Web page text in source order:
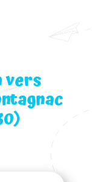
vers